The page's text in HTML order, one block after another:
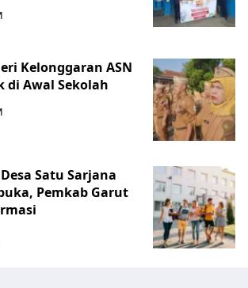
Kelonggaran ASN
di Awal Sekolah
Satu Sarjana
Pemkab Garut